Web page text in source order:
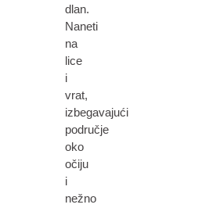
dlan.
Naneti
na
lice
i
vrat,
izbegavajući
područje
oko
očiju
i
nežno